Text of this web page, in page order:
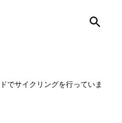
ンテンツに移動
でサイクリングを行っていま